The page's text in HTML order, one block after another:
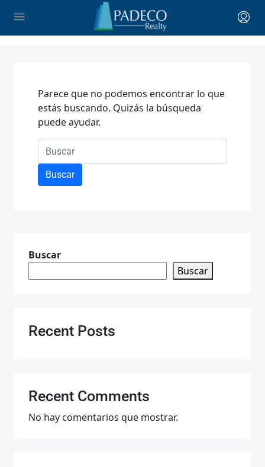
Parece que no podemos encontrar lo que
estás buscando. Quizás la búsqueda
puede ayudar.
Buscar
Buscar
Buscar
Recent Posts
Recent Comments
No hay comentarios que mostrar.